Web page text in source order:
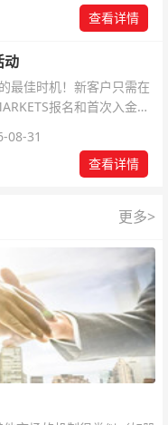
查看详情
动
最佳时机！新客户只需在
报名和首次入金即
08-31
查看详情
更多>